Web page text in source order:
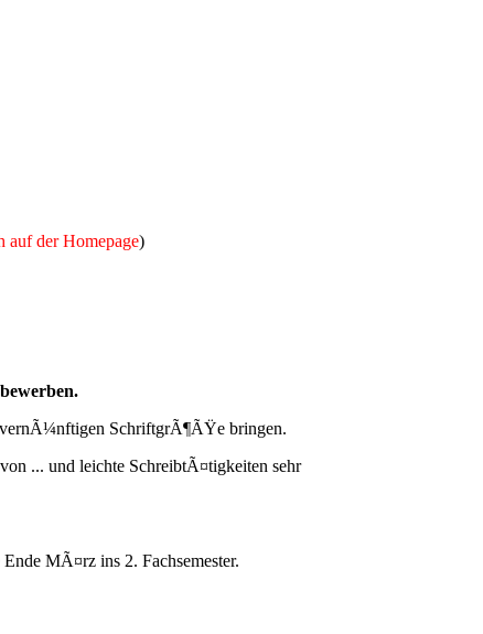
auf der Homepage)
vernÃ¼nftigen SchriftgrÃ¶ÃŸe bringen.
... und leichte SchreibtÃ¤tigkeiten sehr
MÃ¤rz ins 2. Fachsemester.